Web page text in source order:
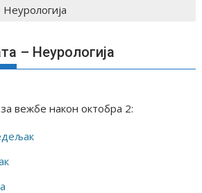
Неурологија
– Неурологија
вежбе након октобра 2: